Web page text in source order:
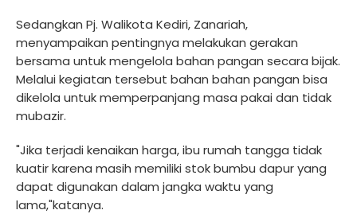
Sedangkan Pj. Walikota Kediri, Zanariah,
menyampaikan pentingnya melakukan gerakan
bersama untuk mengelola bahan pangan secara bijak.
Melalui kegiatan tersebut bahan bahan pangan bisa
dikelola untuk memperpanjang masa pakai dan tidak
mubazir.
"Jika terjadi kenaikan harga, ibu rumah tangga tidak
kuatir karena masih memiliki stok bumbu dapur yang
dapat digunakan dalam jangka waktu yang
lama,"katanya.